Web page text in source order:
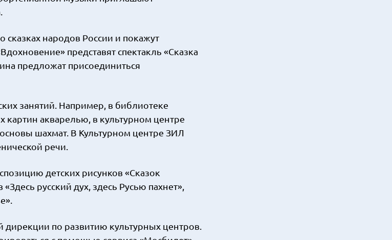
народов России и покажут
представят спектакль «Сказка
предложат присоединиться
занятий. Например, в библиотеке
картин акварелью, в культурном центре
шахмат. В Культурном центре ЗИЛ
речи.
детских рисунков «Сказок
русский дух, здесь Русью пахнет»,
дирекции по развитию культурных центров.